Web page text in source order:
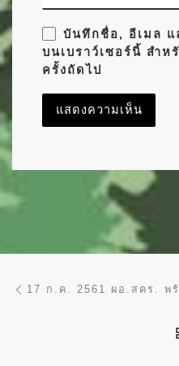
บันทึกชื่อ, อีเมล แ
บนเบราว์เซอร์นี้ สำห
ครั้งถัดไป